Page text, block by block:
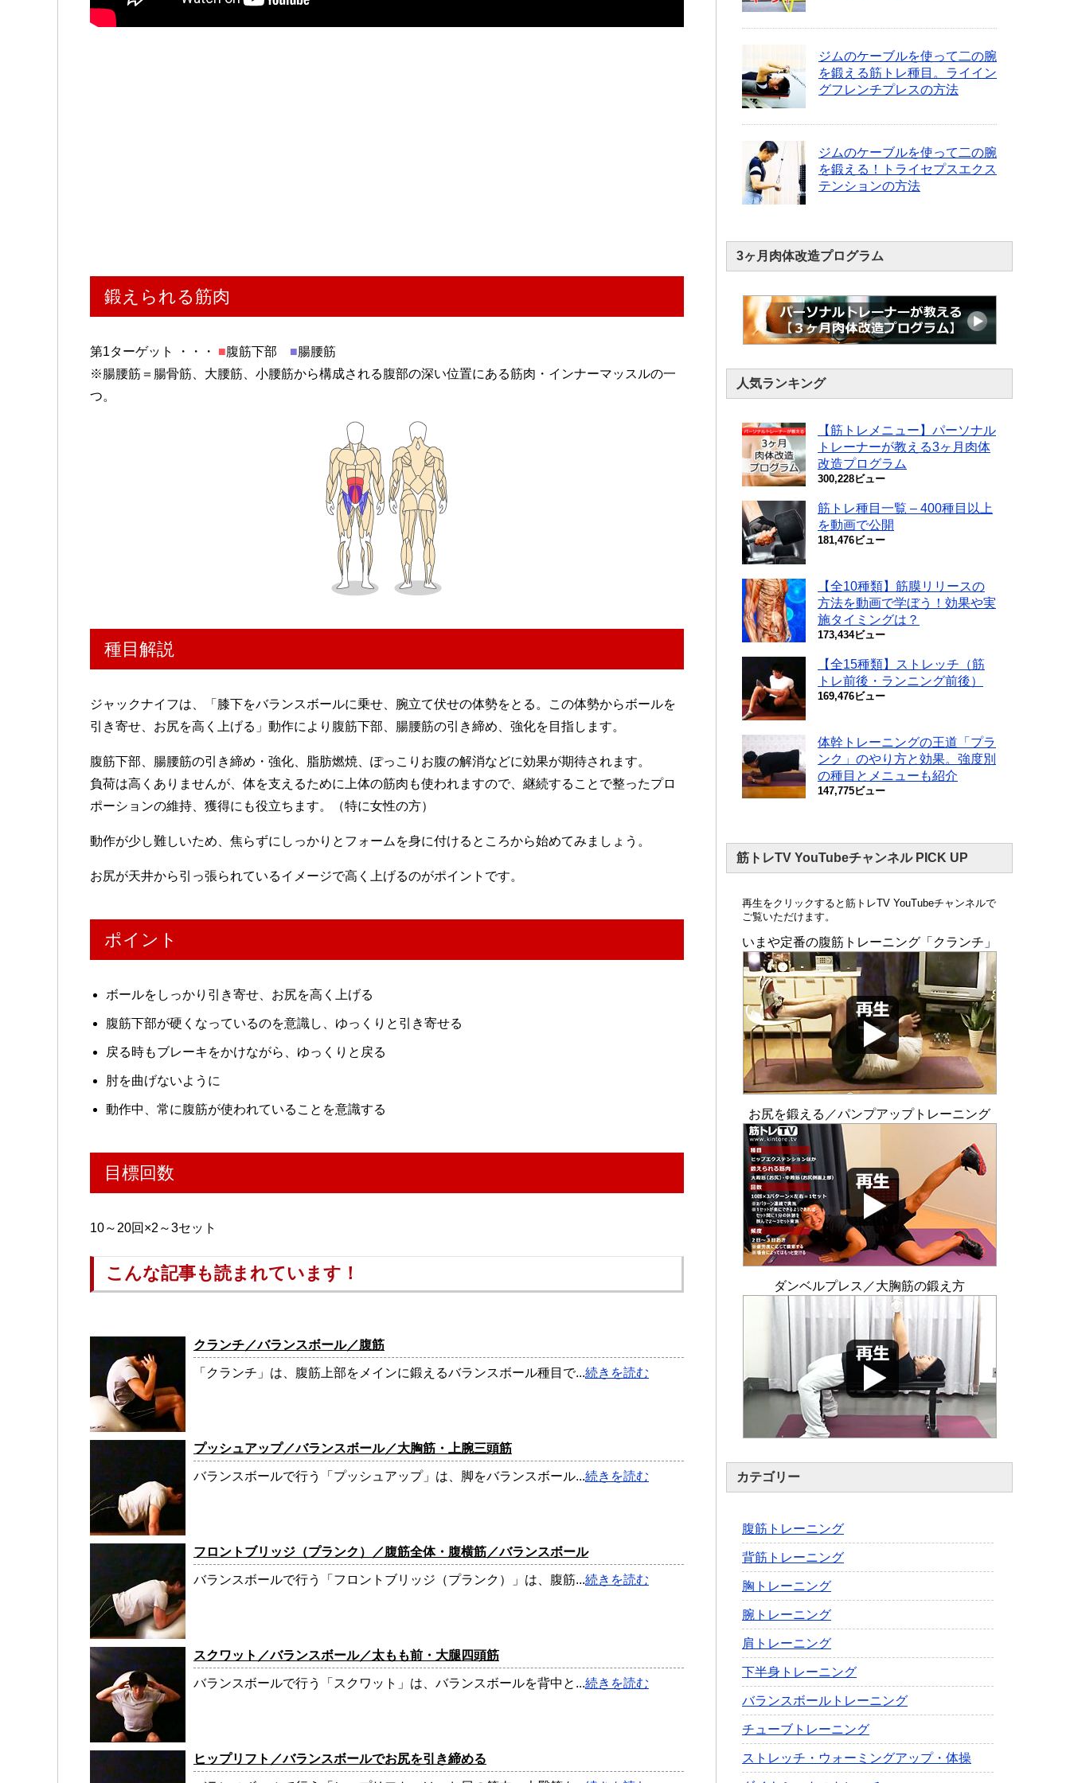
鍛えられる筋肉
第1ターゲット ・・・ ■腹筋下部 ■腸腰筋
※腸腰筋＝腸骨筋、大腰筋、小腰筋から構成される腹部の深い位置にある筋肉・インナーマッスルの一
つ。
種目解説
ジャックナイフは、「膝下をバランスボールに乗せ、腕立て伏せの体勢をとる。この体勢からボールを
引き寄せ、お尻を高く上げる」動作により腹筋下部、腸腰筋の引き締め、強化を目指します。
腹筋下部、腸腰筋の引き締め・強化、脂肪燃焼、ぽっこりお腹の解消などに効果が期待されます。
負荷は高くありませんが、体を支えるために上体の筋肉も使われますので、継続することで整ったプロ
ポーションの維持、獲得にも役立ちます。（特に女性の方）
動作が少し難しいため、焦らずにしっかりとフォームを身に付けるところから始めてみましょう。
お尻が天井から引っ張られているイメージで高く上げるのがポイントです。
ポイント
ボールをしっかり引き寄せ、お尻を高く上げる
腹筋下部が硬くなっているのを意識し、ゆっくりと引き寄せる
戻る時もブレーキをかけながら、ゆっくりと戻る
肘を曲げないように
動作中、常に腹筋が使われていることを意識する
目標回数
10～20回×2～3セット
こんな記事も読まれています！
クランチ／バランスボール／腹筋
「クランチ」は、腹筋上部をメインに鍛えるバランスボール種目で...続きを読む
プッシュアップ／バランスボール／大胸筋・上腕三頭筋
バランスボールで行う「プッシュアップ」は、脚をバランスボール...続きを読む
フロントブリッジ（プランク）／腹筋全体・腹横筋／バランスボール
バランスボールで行う「フロントブリッジ（プランク）」は、腹筋...続きを読む
スクワット／バランスボール／太もも前・大腿四頭筋
バランスボールで行う「スクワット」は、バランスボールを背中と...続きを読む
ヒップリフト／バランスボールでお尻を引き締める
ジムのケーブルを使って二の腕
を鍛える筋トレ種目。ライイン
グフレンチプレスの方法
ジムのケーブルを使って二の腕
を鍛える！トライセプスエクス
テンションの方法
3ヶ月肉体改造プログラム
人気ランキング
【筋トレメニュー】パーソナル
トレーナーが教える3ヶ月肉体
改造プログラム
300,228ビュー
筋トレ種目一覧 – 400種目以上
を動画で公開
181,476ビュー
【全10種類】筋膜リリースの
方法を動画で学ぼう！効果や実
施タイミングは？
173,434ビュー
【全15種類】ストレッチ（筋
トレ前後・ランニング前後）
169,476ビュー
体幹トレーニングの王道「プラ
ンク」のやり方と効果。強度別
の種目とメニューも紹介
147,775ビュー
筋トレTV YouTubeチャンネル PICK UP
再生をクリックすると筋トレTV YouTubeチャンネルで
ご覧いただけます。
いまや定番の腹筋トレーニング「クランチ」
お尻を鍛える／パンプアップトレーニング
ダンベルプレス／大胸筋の鍛え方
カテゴリー
腹筋トレーニング
背筋トレーニング
胸トレーニング
腕トレーニング
肩トレーニング
下半身トレーニング
バランスボールトレーニング
チューブトレーニング
ストレッチ・ウォーミングアップ・体操